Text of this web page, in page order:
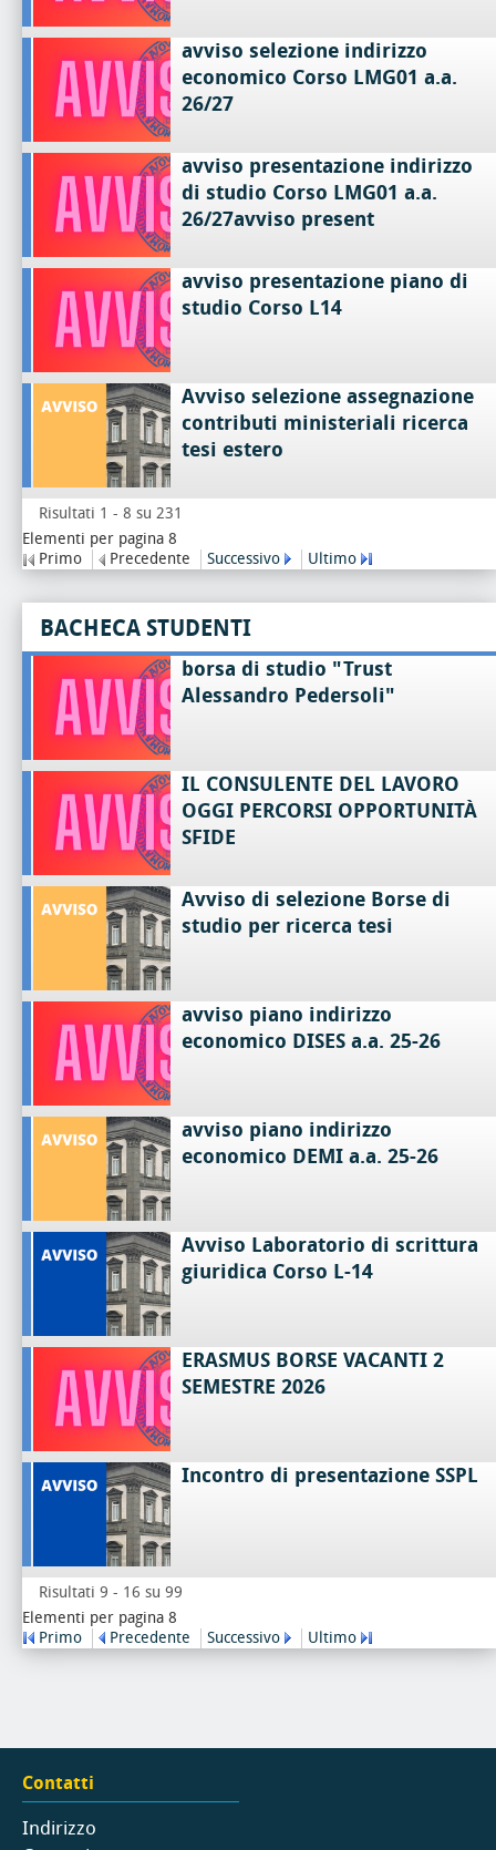
avviso selezione indirizzo
economico Corso LMG01 a.a.
26/27
avviso presentazione indirizzo
di studio Corso LMG01 a.a.
26/27avviso present
avviso presentazione piano di
studio Corso L14
Avviso selezione assegnazione
contributi ministeriali ricerca
tesi estero
Risultati 1 - 8 su 231
Elementi per pagina 8
Primo
Precedente Successivo Ultimo
BACHECA STUDENTI
borsa di studio "Trust
Alessandro Pedersoli"
IL CONSULENTE DEL LAVORO
OGGI PERCORSI OPPORTUNITÀ
SFIDE
Avviso di selezione Borse di
studio per ricerca tesi
avviso piano indirizzo
economico DISES a.a. 25-26
avviso piano indirizzo
economico DEMI a.a. 25-26
Avviso Laboratorio di scrittura
giuridica Corso L-14
ERASMUS BORSE VACANTI 2
SEMESTRE 2026
Incontro di presentazione SSPL
Risultati 9 - 16 su 99
Elementi per pagina 8
Primo
Precedente Successivo Ultimo
Contatti
Indirizzo